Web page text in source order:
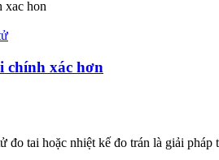
chính xác hơn
đo tai hoặc nhiệt kế đo trán là giải